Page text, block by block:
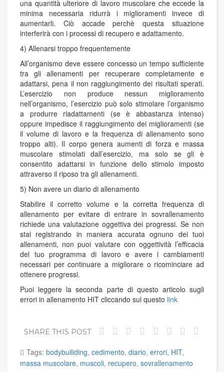
una quantità ulteriore di lavoro muscolare che eccede la
minima necessaria ridurrà i miglioramenti invece di
aumentarli. Ciò accade perchè questa situazione
interferirà con i processi di recupero e adattamento.
4) Allenarsi troppo frequentemente
All’organismo deve essere concesso un tempo sufficiente
tra gli allenamenti per recuperare completamente e
adattarsi, pena il non raggiungimento dei risultati sperati.
L’esercizio non produce nessun miglioramento
nell’organismo, l’esercizio può solo stimolare l’organismo
a produrre riadattamenti (se è abbastanza intenso)
oppure impedisce il raggiungimento dei miglioramenti (se
il volume di lavoro e la frequenza di allenamento sono
troppo alti). Il corpo genera aumenti di forza e massa
muscolare stimolati dall’esercizio, ma solo se gli è
consentito adattarsi in funzione dello stimolo imposto
attraverso il riposo tra gli allenamenti.
5) Non avere un diario di allenamento
Stabilire il corretto volume e la corretta frequenza di
allenamento per evitare di entrare in sovrallenamento
richiede una valutazione oggettiva dei progressi. Se non
stai registrando in maniera accurata ognuno dei tuoi
allenamenti, non puoi valutare con oggettività l’efficacia
del tuo programma di lavoro e avere i cambiamenti
necessari per continuare a migliorare o ricominciare ad
ottenere progressi.
Puoi leggere la seconda parte di questo articolo sugli
errori in allenamento HIT cliccando sul questo link
SHARE THIS POST
Tags: bodybuiliding, cedimento, diario, errori, HIT,
massa muscolare, muscoli, recupero, sovrallenamento